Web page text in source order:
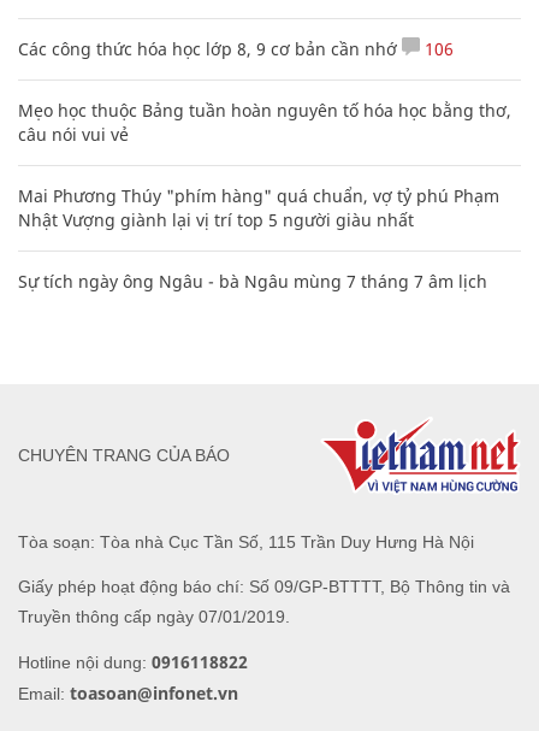
Các công thức hóa học lớp 8, 9 cơ bản cần nhớ 106
Mẹo học thuộc Bảng tuần hoàn nguyên tố hóa học bằng thơ,
câu nói vui vẻ
Mai Phương Thúy "phím hàng" quá chuẩn, vợ tỷ phú Phạm
Nhật Vượng giành lại vị trí top 5 người giàu nhất
Sự tích ngày ông Ngâu - bà Ngâu mùng 7 tháng 7 âm lịch
Tòa soạn: Tòa nhà Cục Tần Số, 115 Trần Duy Hưng Hà Nội
Giấy phép hoạt động báo chí: Số 09/GP-BTTTT, Bộ Thông tin và
Truyền thông cấp ngày 07/01/2019.
Hotline nội dung: 0916118822
Email: toasoan@infonet.vn
CHUYÊN TRANG CỦA BÁO